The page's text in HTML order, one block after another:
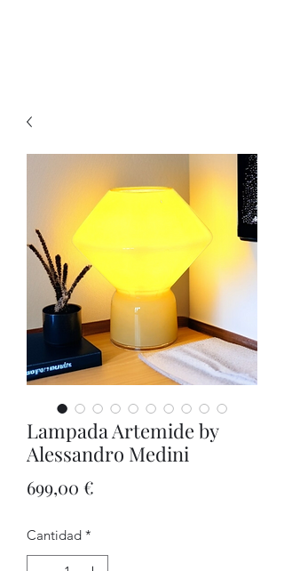
Lampada Artemide by
Alessandro Medini
699,00 €
Cantidad *